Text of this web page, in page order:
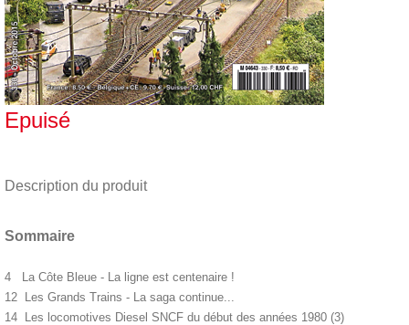
Epuisé
Description du produit
Sommaire
4 La Côte Bleue - La ligne est centenaire !
12 Les Grands Trains - La saga continue...
14 Les locomotives Diesel SNCF du début des années 1980 (3)